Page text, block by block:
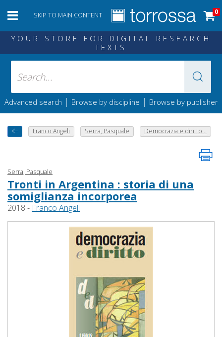
SKIP TO MAIN CONTENT 0
YOUR STORE FOR DIGITAL RESEARCH
TEXTS
Advanced search | Browse by discipline | Browse by publisher
Franco Angeli Serra, Pasquale Democrazia e diritto...
Serra, Pasquale
Tronti in Argentina : storia di una
somiglianza incorporea
2018 - Franco Angeli